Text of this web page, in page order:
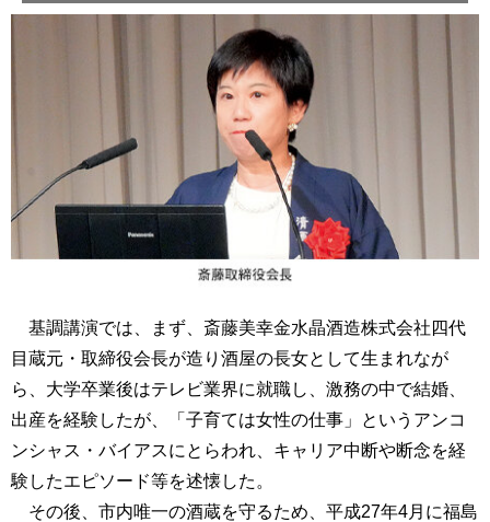
基調講演では、まず、斎藤美幸金水晶酒造株式会社四代
目蔵元・取締役会長が造り酒屋の長女として生まれなが
ら、大学卒業後はテレビ業界に就職し、激務の中で結婚、
出産を経験したが、「子育ては女性の仕事」というアンコ
ンシャス・バイアスにとらわれ、キャリア中断や断念を経
験したエピソード等を述懐した。
その後、市内唯一の酒蔵を守るため、平成27年4月に福島